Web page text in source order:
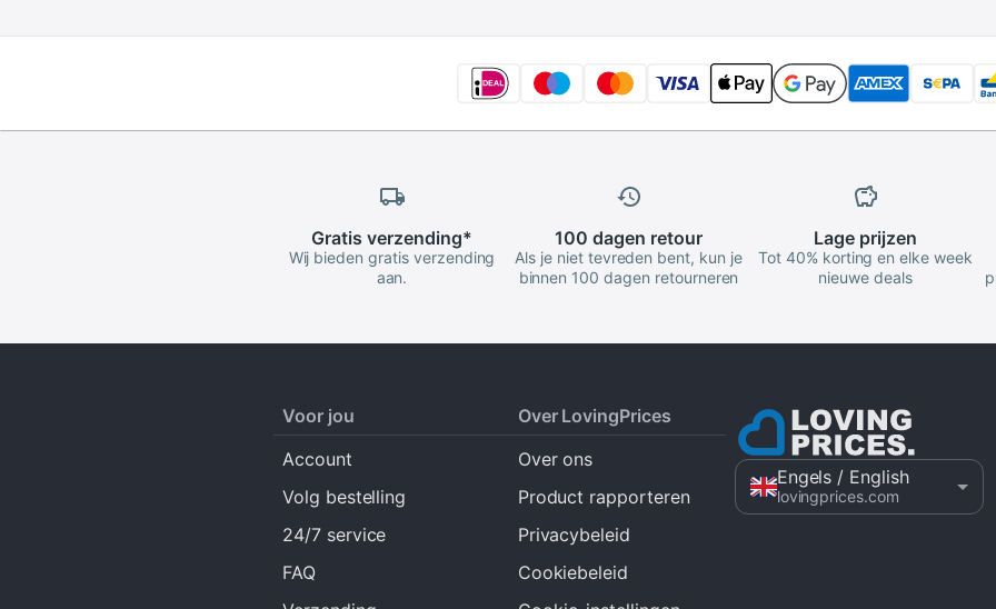
Gratis verzending*
Wij bieden gratis verzending
aan.
100 dagen retour
Als je niet tevreden bent, kun je
binnen 100 dagen retourneren
Lage prijzen
Tot 40% korting en elke week
nieuwe deals
Voor jou
Account
Volg bestelling
24/7 service
FAQ
Over LovingPrices
Over ons
Product rapporteren
Privacybeleid
Cookiebeleid
Engels / English
lovingprices.com